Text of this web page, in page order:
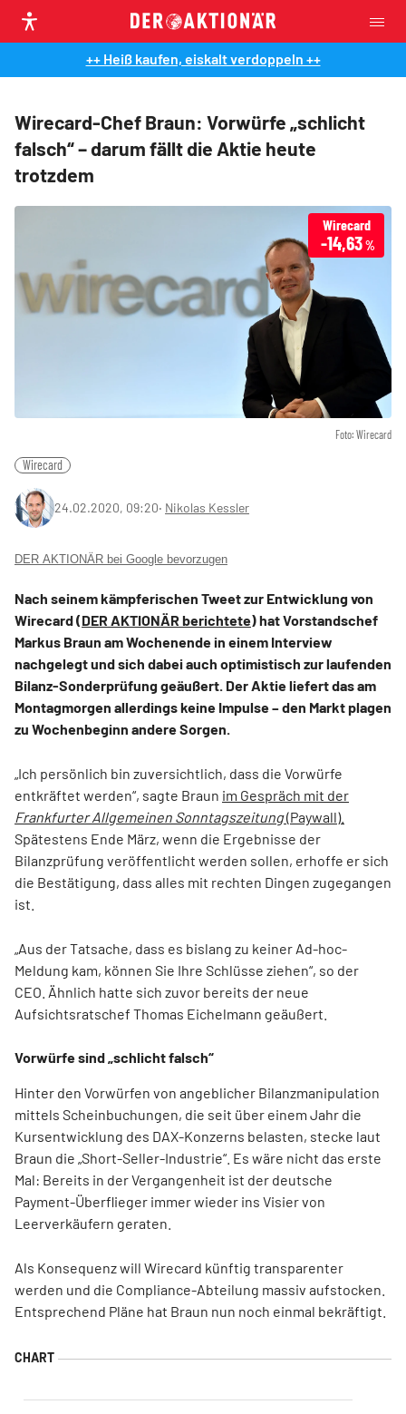
++ Heiß kaufen, eiskalt verdoppeln ++
Wirecard-Chef Braun: Vorwürfe „schlicht
falsch“ – darum fällt die Aktie heute
trotzdem
Foto: Wirecard
Wirecard
-14,63%
Wirecard
24.02.2020, 09:20‧ Nikolas Kessler
DER AKTIONÄR bei Google bevorzugen
Nach seinem kämpferischen Tweet zur Entwicklung von
Wirecard (DER AKTIONÄR berichtete) hat Vorstandschef
Markus Braun am Wochenende in einem Interview
nachgelegt und sich dabei auch optimistisch zur laufenden
Bilanz-Sonderprüfung geäußert. Der Aktie liefert das am
Montagmorgen allerdings keine Impulse – den Markt plagen
zu Wochenbeginn andere Sorgen.
„Ich persönlich bin zuversichtlich, dass die Vorwürfe
entkräftet werden“, sagte Braun im Gespräch mit der
Frankfurter Allgemeinen Sonntagszeitung(Paywall).
Spätestens Ende März, wenn die Ergebnisse der
Bilanzprüfung veröffentlicht werden sollen, erhoffe er sich
die Bestätigung, dass alles mit rechten Dingen zugegangen
ist.
„Aus der Tatsache, dass es bislang zu keiner Ad-hoc-
Meldung kam, können Sie Ihre Schlüsse ziehen“, so der
CEO. Ähnlich hatte sich zuvor bereits der neue
Aufsichtsratschef Thomas Eichelmann geäußert.
Vorwürfe sind „schlicht falsch“
Hinter den Vorwürfen von angeblicher Bilanzmanipulation
mittels Scheinbuchungen, die seit über einem Jahr die
Kursentwicklung des DAX-Konzerns belasten, stecke laut
Braun die „Short-Seller-Industrie“. Es wäre nicht das erste
Mal: Bereits in der Vergangenheit ist der deutsche
Payment-Überflieger immer wieder ins Visier von
Leerverkäufern geraten.
Als Konsequenz will Wirecard künftig transparenter
werden und die Compliance-Abteilung massiv aufstocken.
Entsprechend Pläne hat Braun nun noch einmal bekräftigt.